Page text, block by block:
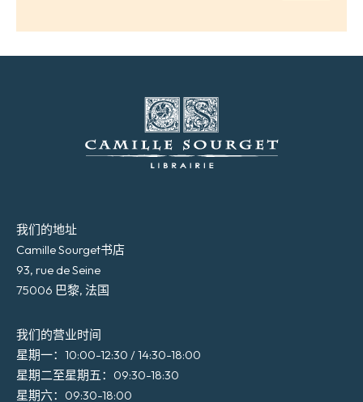
我们的地址
Camille Sourget书店
93, rue de Seine
75006 巴黎, 法国
我们的营业时间
星期一：10:00-12:30 / 14:30-18:00
星期二至星期五：09:30-18:30
星期六：09:30-18:00